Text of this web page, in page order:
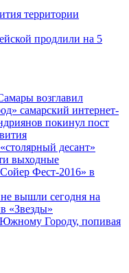
территории
продлили на 5
возглавил
самарский интернет-
покинул пост
десант»
выходные
Фест-2016» в
вышли сегодня на
«Звезды»
Городу, попивая